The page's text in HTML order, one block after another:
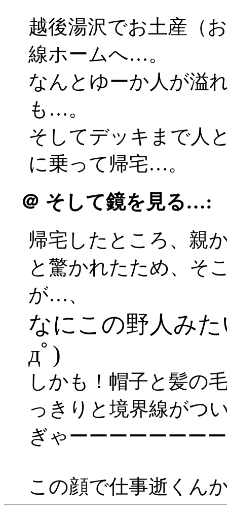
越後湯沢でお土産（
線ホームへ…。
なんとゆーか人が溢
も…。
そしてデッキまで人
に乗って帰宅…。
＠ そして鏡を見る…:
帰宅したところ、親
と驚かれたため、そ
が…、
なにこの野人み
дﾟ)
しかも！帽子と髪の
っきりと境界線がつ
ぎゃーーーーーーー
この顔で仕事逝く